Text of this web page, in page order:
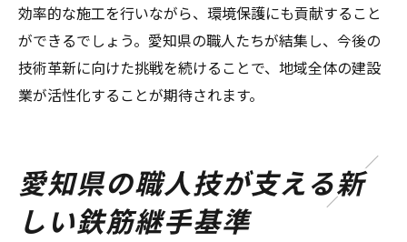
効率的な施工を行いながら、環境保護にも貢献すること
ができるでしょう。愛知県の職人たちが結集し、今後の
技術革新に向けた挑戦を続けることで、地域全体の建設
業が活性化することが期待されます。
愛知県の職人技が支える新
しい鉄筋継手基準